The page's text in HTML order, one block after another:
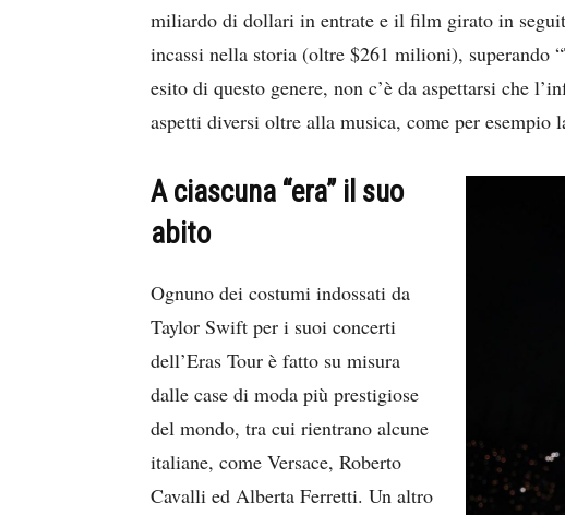
miliardo di dollari in entrate e il film girato in
incassi nella storia (oltre $261 milioni), superando
esito di questo genere, non c’è da aspettarsi che
aspetti diversi oltre alla musica, come per esempio
A ciascuna “era” il suo
abito
Ognuno dei costumi indossati da
Taylor Swift per i suoi concerti
dell’Eras Tour è fatto su misura
dalle case di moda più prestigiose
del mondo, tra cui rientrano alcune
italiane, come Versace, Roberto
Cavalli ed Alberta Ferretti. Un altro